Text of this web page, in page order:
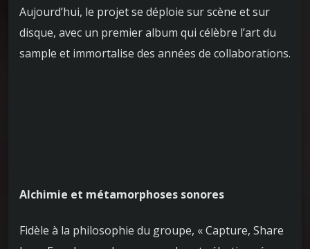
Aujourd’hui, le projet se déploie sur scène et sur
disque, avec un premier album qui célèbre l’art du
sample et immortalise des années de collaborations.
Alchimie et métamorphoses sonores
Fidèle à la philosophie du groupe, « Capture, Share